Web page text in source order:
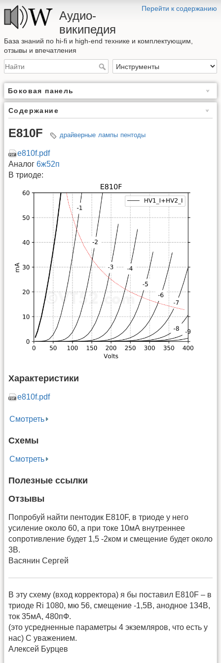
Перейти к содержанию
Аудио-
википедия
База знаний по hi-fi и high-end технике и комплектующим,
отзывы и впечатления
Боковая панель
Содержание
E810F драйверные лампы пентоды
e810f.pdf
Аналог 6ж52п
В триоде:
Характеристики
e810f.pdf
Смотреть
Схемы
Смотреть
Полезные ссылки
Отзывы
Попробуй найти пентодик Е810F, в триоде у него
усиление около 60, а при токе 10мА внутреннее
сопротивление будет 1,5 -2ком и смещение будет около
3В.
Васянин Сергей
В эту схему (вход корректора) я бы поставил E810F – в
триоде Ri 1080, мю 56, смещение -1,5В, анодное 134В,
ток 35мА, 480пФ.
(это усредненные параметры 4 экземляров, что есть у
нас) С уважением.
Алексей Бурцев